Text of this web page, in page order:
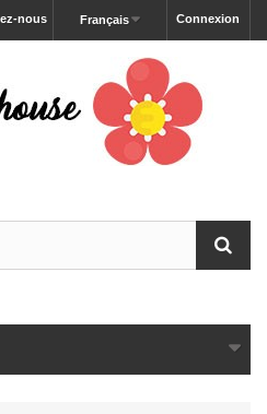
Connexion
Français
nous